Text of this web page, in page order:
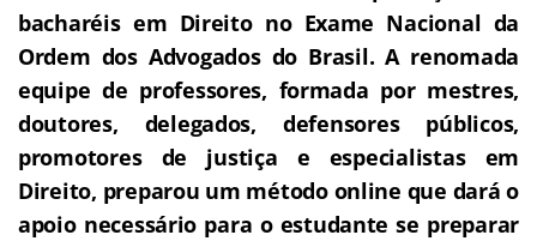
bacharéis em Direito no Exame Nacional da
Ordem dos Advogados do Brasil. A renomada
equipe de professores, formada por mestres,
doutores, delegados, defensores públicos,
promotores de justiça e especialistas em
Direito, preparou um método online que dará o
apoio necessário para o estudante se preparar